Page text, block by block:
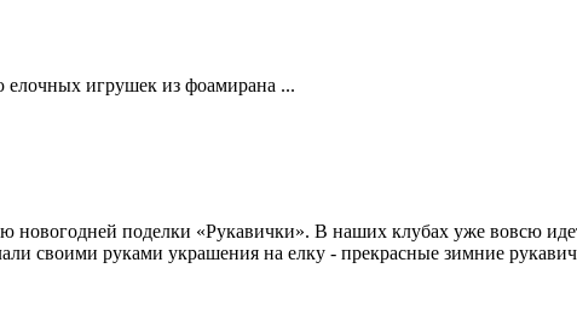
елочных игрушек из фоамирана ...
новогодней поделки «Рукавички». В наших клубах уже вовсю
своими руками украшения на елку - прекрасные зимние